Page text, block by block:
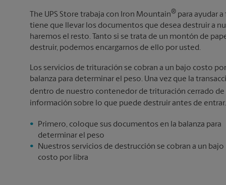
The UPS Store trabaja con Iron Mountain® para ayudar
tiene que llevar los documentos que desea destruir a
haremos el resto. Tanto si se trata de un montón de
destruir, podemos encargarnos de ello por usted.
Los servicios de trituración se cobran a un bajo costo
balanza para determinar el peso. Una vez que la
dentro de nuestro contenedor de trituración cerrado
información sobre lo que puede destruir antes de entrar.
Primero, coloque sus documentos en la balanza para
determinar el peso
Nuestros servicios de destrucción se cobran a un bajo
costo por libra